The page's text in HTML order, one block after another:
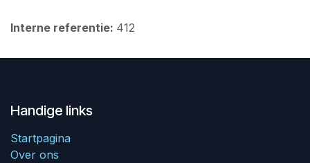
Interne referentie: 412
Handige links
Startpagina
Over ons